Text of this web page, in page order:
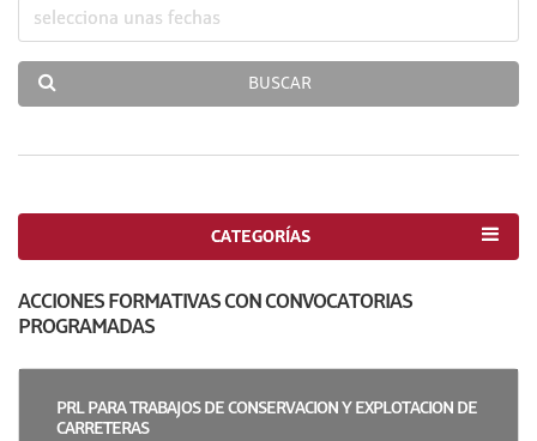
BUSCAR
CATEGORÍAS
ACCIONES FORMATIVAS CON CONVOCATORIAS
PROGRAMADAS
PRL PARA TRABAJOS DE CONSERVACION Y EXPLOTACION DE
CARRETERAS